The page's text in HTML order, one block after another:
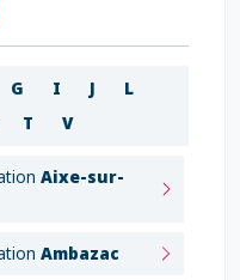
G I J
L
T V
Aixe-sur-
Ambazac